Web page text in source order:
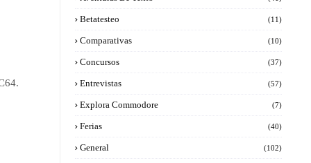
Betatesteo (11)
Comparativas (10)
Concursos (37)
Entrevistas (57)
Explora Commodore (7)
Ferias (40)
General (102)